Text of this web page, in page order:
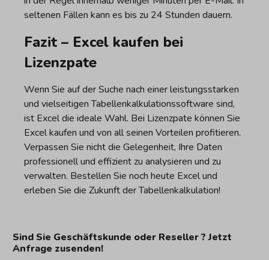
seltenen Fällen kann es bis zu 24 Stunden dauern.
Fazit – Excel kaufen bei
Lizenzpate
Wenn Sie auf der Suche nach einer leistungsstarken
und vielseitigen Tabellenkalkulationssoftware sind,
ist Excel die ideale Wahl. Bei Lizenzpate können Sie
Excel kaufen und von all seinen Vorteilen profitieren.
Verpassen Sie nicht die Gelegenheit, Ihre Daten
professionell und effizient zu analysieren und zu
verwalten. Bestellen Sie noch heute Excel und
erleben Sie die Zukunft der Tabellenkalkulation!
Sind Sie Geschäftskunde oder Reseller ? Jetzt
Anfrage zusenden!